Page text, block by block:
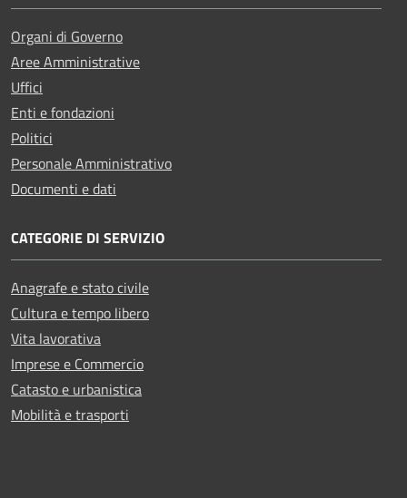
Organi di Governo
Aree Amministrative
Uffici
Enti e fondazioni
Politici
Personale Amministrativo
Documenti e dati
CATEGORIE DI SERVIZIO
Anagrafe e stato civile
Cultura e tempo libero
Vita lavorativa
Imprese e Commercio
Catasto e urbanistica
Mobilità e trasporti